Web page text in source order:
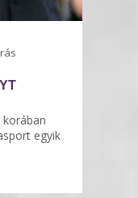
egyik